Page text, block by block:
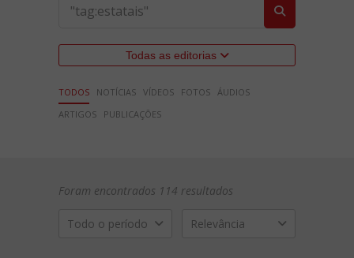
Todas as editorias
TODOS NOTÍCIAS VÍDEOS FOTOS ÁUDIOS
ARTIGOS
PUBLICAÇÕES
Foram encontrados 114 resultados
Todo o período Relevância